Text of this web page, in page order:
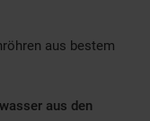
aus bestem
aus den